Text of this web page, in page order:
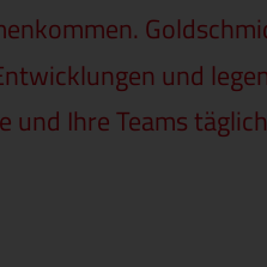
und
und Ihre Teams